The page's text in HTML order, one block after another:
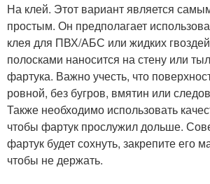
На клей. Этот вариант является
простым. Он предполагает
клея для ПВХ/АБС или жидких
полосками наносится на стену или
фартука. Важно учесть, что
ровной, без бугров, вмятин или
Также необходимо использовать
чтобы фартук прослужил дольше.
фартук будет сохнуть, закрепите его
чтобы не держать.